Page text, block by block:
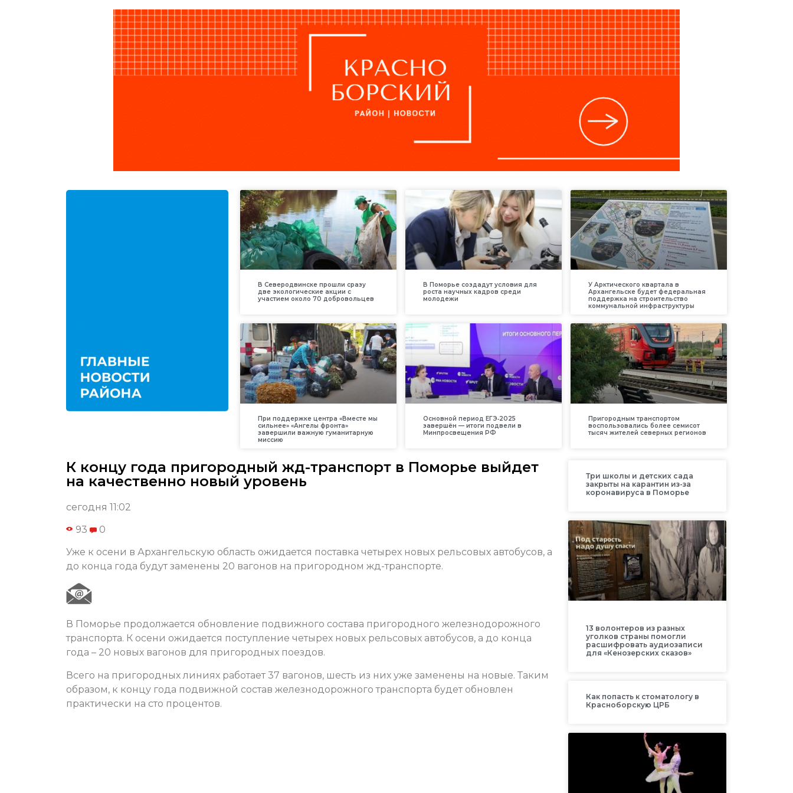
В Северодвинске прошли сразу
две экологические акции с
участием около 70 добровольцев
В Поморье создадут условия для
роста научных кадров среди
молодежи
У Арктического квартала в
Архангельске будет федеральная
поддержка на строительство
коммунальной инфраструктуры
При поддержке центра «Вместе мы
сильнее» «Ангелы фронта»
завершили важную гуманитарную
миссию
Основной период ЕГЭ‑2025
завершён — итоги подвели в
Минпросвещения РФ
Пригородным транспортом
воспользовались более семисот
тысяч жителей северных регионов
К концу года пригородный жд-транспорт в Поморье выйдет
на качественно новый уровень
сегодня 11:02
93 0
Уже к осени в Архангельскую область ожидается поставка четырех новых рельсовых автобусов, а
до конца года будут заменены 20 вагонов на пригородном жд-транспорте.
В Поморье продолжается обновление подвижного состава пригородного железнодорожного
транспорта. К осени ожидается поступление четырех новых рельсовых автобусов, а до конца
года – 20 новых вагонов для пригородных поездов.
Всего на пригородных линиях работает 37 вагонов, шесть из них уже заменены на новые. Таким
образом, к концу года подвижной состав железнодорожного транспорта будет обновлен
практически на сто процентов.
Три школы и детских сада
закрыты на карантин из-за
коронавируса в Поморье
13 волонтеров из разных
уголков страны помогли
расшифровать аудиозаписи
для «Кенозерских сказов»
Как попасть к стоматологу в
Красноборскую ЦРБ